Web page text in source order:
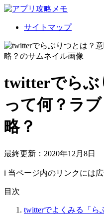
サイトマップ
twitterでらぶ
って何？ラ
略？
最終更新：2020年12月8日
ℹ︎ 当ページ内のリンクには
目次
twitterでよくみる「ら